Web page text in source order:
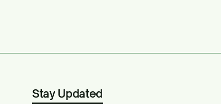
Stay Updated